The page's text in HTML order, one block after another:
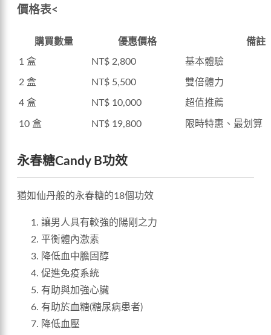
價格表<
購買數量 優惠價格 備註
1 盒 NT$ 2,800 基本體驗
2 盒 NT$ 5,500 雙倍體力
4 盒 NT$ 10,000 超值推薦
10 盒 NT$ 19,800 限時特惠、最划算
永春糖Candy B功效
猶如仙丹般的永春糖的18個功效
讓男人具有較強的陽剛之力
平衡體內激素
降低血中膽固醇
促進免疫系統
有助與加強心臟
有助於血糖(糖尿病患者)
降低血壓